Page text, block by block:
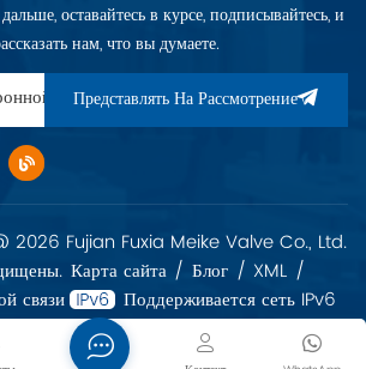
оставайтесь в курсе, подписывайтесь, и
нам, что вы думаете.
Представлять На Рассмотрение
2026 Fujian Fuxia Meike Valve Co., Ltd.
Карта сайта / Блог / XML /
связи
Поддерживается сеть IPv6